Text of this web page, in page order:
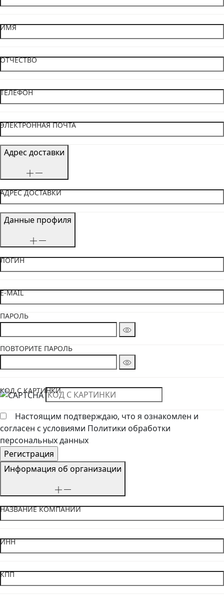
ИМЯ
ОТЧЕСТВО
ТЕЛЕФОН
ЭЛЕКТРОННАЯ ПОЧТА
Адрес доставки
АДРЕС ДОСТАВКИ
Данные профиля
ЛОГИН
E-MAIL
ПАРОЛЬ
ПОВТОРИТЕ ПАРОЛЬ
КОД С КАРТИНКИ
Настоящим подтверждаю, что я ознакомлен и
согласен с условиями Политики обработки
персональных данных
Информация об организации
НАЗВАНИЕ КОМПАНИИ
ИНН
КПП